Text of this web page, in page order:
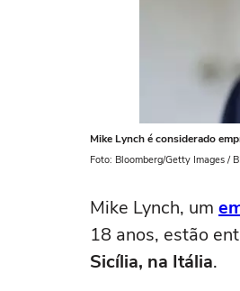
Mike Lynch é considerado
Foto: Bloomberg/Getty Images /
Mike Lynch, um
18 anos, estão
Sicília, na Itália.